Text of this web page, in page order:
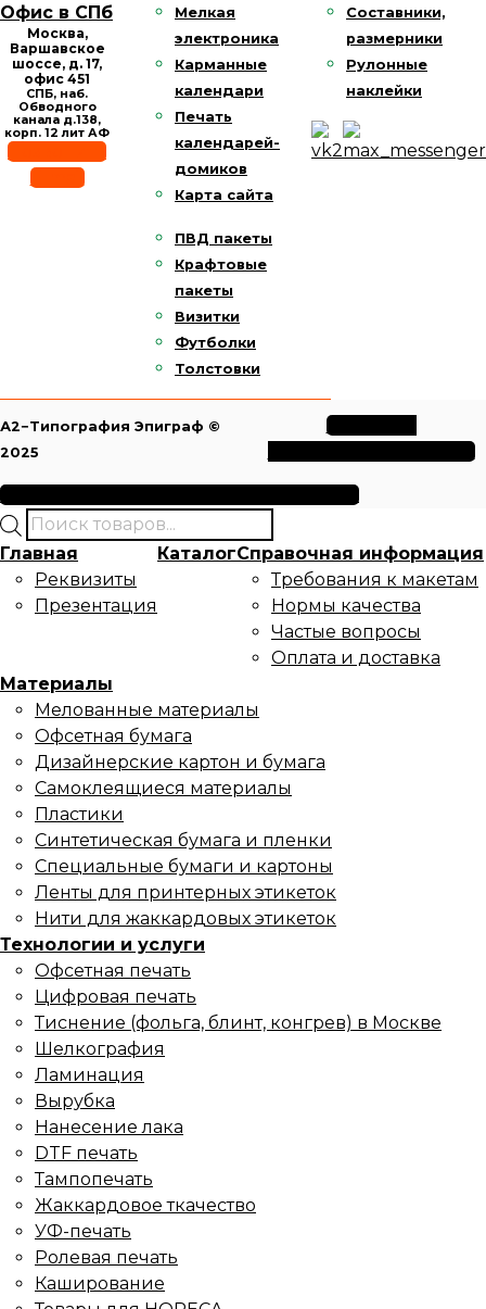
Офис в СПб
Москва,
Варшавское
шоссе, д. 17,
офис 451
СПБ, наб.
Обводного
канала д.138,
корп. 12 лит АФ
Позвонить
E-mail
Мелкая
электроника
Карманные
календари
Печать
календарей-
домиков
Карта сайта
ПВД пакеты
Крафтовые
пакеты
Визитки
Футболки
Толстовки
Составники,
размерники
Рулонные
наклейки
А2−Типография Эпиграф ©
2025
Политика
конфиденциальности
Условия использования файлов cookie
Поиск
товаров
Главная
Реквизиты
Презентация
КаталогСправочная информация
Требования к макетам
Нормы качества
Частые вопросы
Оплата и доставка
Материалы
Мелованные материалы
Офсетная бумага
Дизайнерские картон и бумага
Самоклеящиеся материалы
Пластики
Синтетическая бумага и пленки
Специальные бумаги и картоны
Ленты для принтерных этикеток
Нити для жаккардовых этикеток
Технологии и услуги
Офсетная печать
Цифровая печать
Тиснение (фольга, блинт, конгрев) в Москве
Шелкография
Ламинация
Вырубка
Нанесение лака
DTF печать
Тампопечать
Жаккардовое ткачество
УФ-печать
Ролевая печать
Каширование